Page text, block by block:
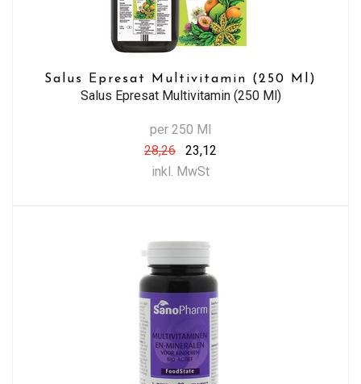
Salus Epresat Multivitamin (250 Ml)
Salus Epresat Multivitamin (250 Ml)
per 250 Ml
28,26
23,12
inkl. MwSt